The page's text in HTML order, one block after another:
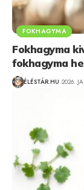
FOKHAGYMA
Fokhagyma
fokhagyma
ÉLÉSTÁR.HU 2026.